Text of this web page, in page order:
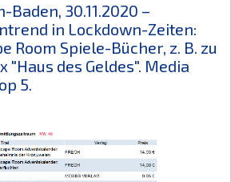
Baden, 30.11.2020 –
in Lockdown-Zeiten:
Room Spiele-Bücher, z. B. zu
"Haus des Geldes". Media
5.